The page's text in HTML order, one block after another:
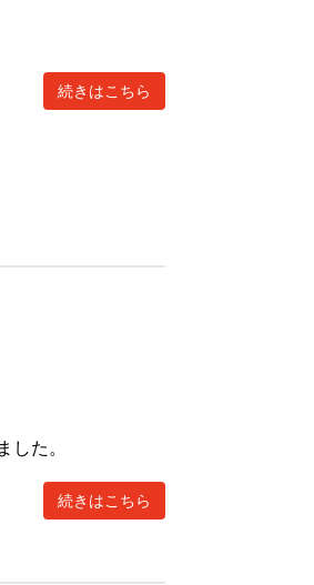
続きはこちら
した。
続きはこちら